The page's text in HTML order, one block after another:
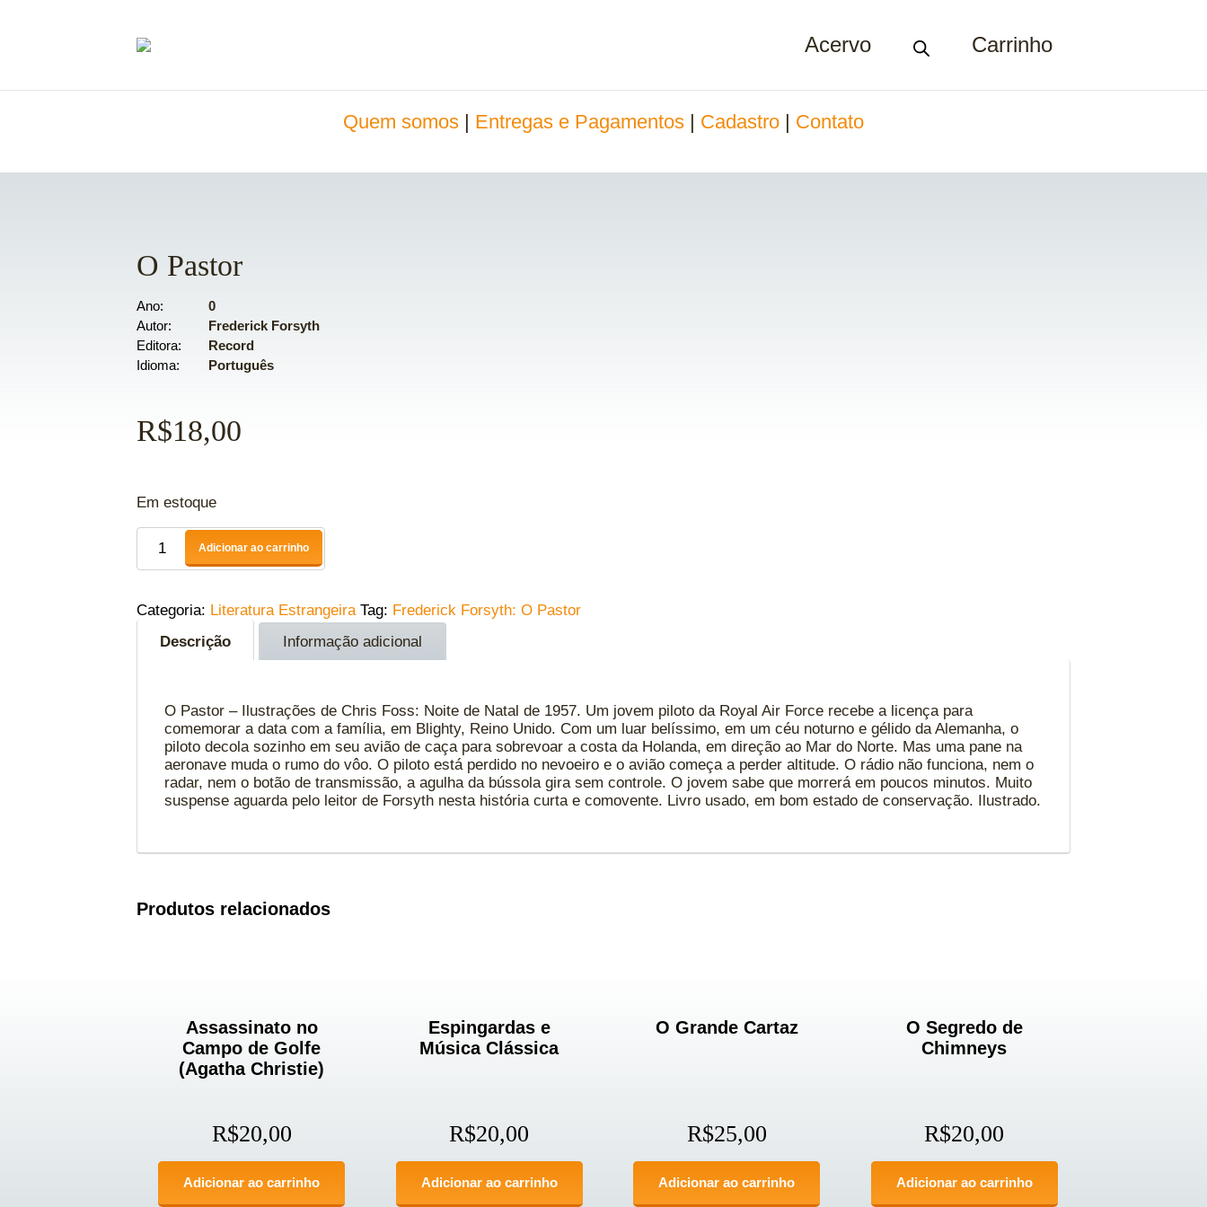
Acervo Carrinho
Quem somos Entregas e Pagamentos Cadastro Contato
O Pastor
Ano
0
Autor
Frederick Forsyth
Editora
Record
Idioma
Português
R$18,00
Em estoque
Adicionar ao carrinho
Categoria: Literatura Estrangeira Tag: Frederick Forsyth: O Pastor
Descrição
Informação adicional
O Pastor – Ilustrações de Chris Foss: Noite de Natal de 1957. Um jovem piloto da Royal Air Force recebe a licença para
comemorar a data com a família, em Blighty, Reino Unido. Com um luar belíssimo, em um céu noturno e gélido da Alemanha, o
piloto decola sozinho em seu avião de caça para sobrevoar a costa da Holanda, em direção ao Mar do Norte. Mas uma pane na
aeronave muda o rumo do vôo. O piloto está perdido no nevoeiro e o avião começa a perder altitude. O rádio não funciona, nem o
radar, nem o botão de transmissão, a agulha da bússola gira sem controle. O jovem sabe que morrerá em poucos minutos. Muito
suspense aguarda pelo leitor de Forsyth nesta história curta e comovente. Livro usado, em bom estado de conservação. Ilustrado.
Produtos relacionados
Assassinato no
Campo de Golfe
(Agatha Christie)
R$20,00
Adicionar ao carrinho
Espingardas e
Música Clássica
R$20,00
Adicionar ao carrinho
O Grande Cartaz
R$25,00
Adicionar ao carrinho
O Segredo de
Chimneys
R$20,00
Adicionar ao carrinho